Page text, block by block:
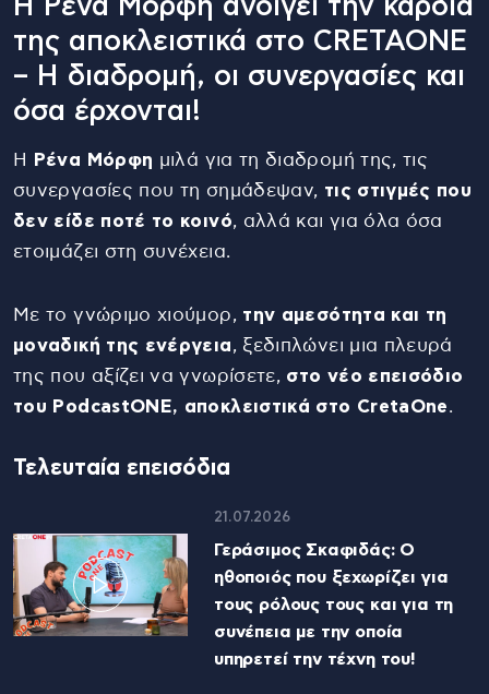
Η Ρένα Μόρφη ανοίγει την καρδιά
της αποκλειστικά στο CRETAONE
– Η διαδρομή, οι συνεργασίες και
όσα έρχονται!
Η Ρένα Μόρφη μιλά για τη διαδρομή της, τις
συνεργασίες που τη σημάδεψαν, τις στιγμές που
δεν είδε ποτέ το κοινό, αλλά και για όλα όσα
ετοιμάζει στη συνέχεια.
Με το γνώριμο χιούμορ, την αμεσότητα και τη
μοναδική της ενέργεια, ξεδιπλώνει μια πλευρά
της που αξίζει να γνωρίσετε, στο νέο επεισόδιο
του PodcastONE, αποκλειστικά στο CretaOne.
Τελευταία επεισόδια
21.07.2026
Γεράσιμος Σκαφιδάς: Ο
ηθοποιός που ξεχωρίζει για
τους ρόλους τους και για τη
συνέπεια με την οποία
υπηρετεί την τέχνη του!